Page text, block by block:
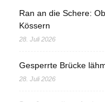
Ran an die Schere:
Kössern
28. Juli 2026
Gesperrte Brücke
28. Juli 2026